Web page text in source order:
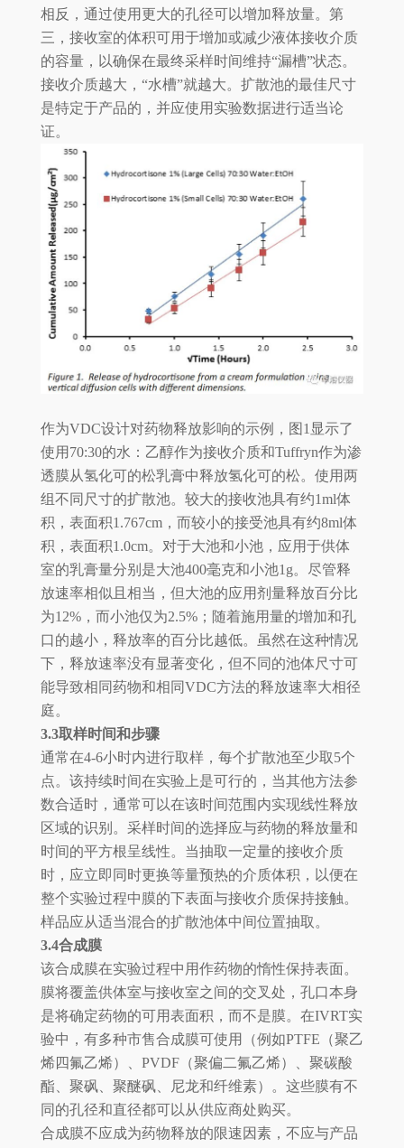
相反，通过使用更大的孔径可以增加释放量。第
三，接收室的体积可用于增加或减少液体接收介质
的容量，以确保在最终采样时间维持“漏槽”状态。
接收介质越大，“水槽”就越大。扩散池的最佳尺寸
是特定于产品的，并应使用实验数据进行适当论
证。
作为VDC设计对药物释放影响的示例，图1显示了
使用70:30的水：乙醇作为接收介质和Tuffryn作为渗
透膜从氢化可的松乳膏中释放氢化可的松。使用两
组不同尺寸的扩散池。较大的接收池具有约1ml体
积，表面积1.767cm，而较小的接受池具有约8ml体
积，表面积1.0cm。对于大池和小池，应用于供体
室的乳膏量分别是大池400毫克和小池1g。尽管释
放速率相似且相当，但大池的应用剂量释放百分比
为12%，而小池仅为2.5%；随着施用量的增加和孔
口的越小，释放率的百分比越低。虽然在这种情况
下，释放速率没有显著变化，但不同的池体尺寸可
能导致相同药物和相同VDC方法的释放速率大相径
庭。
3.3取样时间和步骤
通常在4-6小时内进行取样，每个扩散池至少取5个
点。该持续时间在实验上是可行的，当其他方法参
数合适时，通常可以在该时间范围内实现线性释放
区域的识别。采样时间的选择应与药物的释放量和
时间的平方根呈线性。当抽取一定量的接收介质
时，应立即同时更换等量预热的介质体积，以便在
整个实验过程中膜的下表面与接收介质保持接触。
样品应从适当混合的扩散池体中间位置抽取。
3.4合成膜
该合成膜在实验过程中用作药物的惰性保持表面。
膜将覆盖供体室与接收室之间的交叉处，孔口本身
是将确定药物的可用表面积，而不是膜。在IVRT实
验中，有多种市售合成膜可使用（例如PTFE（聚乙
烯四氟乙烯）、PVDF（聚偏二氟乙烯）、聚碳酸
酯、聚砜、聚醚砜、尼龙和纤维素）。这些膜有不
同的孔径和直径都可以从供应商处购买。
合成膜不应成为药物释放的限速因素，不应与产品